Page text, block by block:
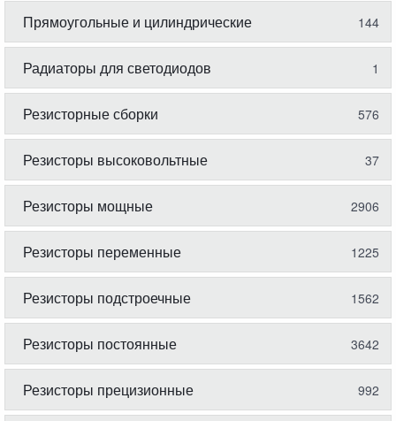
Прямоугольные и цилиндрические 144
Радиаторы для светодиодов 1
Резисторные сборки 576
Резисторы высоковольтные 37
Резисторы мощные 2906
Резисторы переменные 1225
Резисторы подстроечные 1562
Резисторы постоянные 3642
Резисторы прецизионные 992